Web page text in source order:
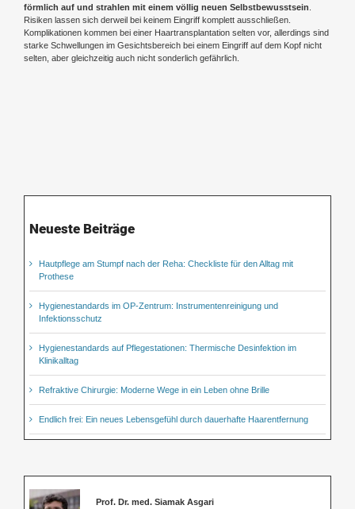
förmlich auf und strahlen mit einem völlig neuen Selbstbewusstsein
Risiken lassen sich derweil bei keinem Eingriff komplett ausschließen.
Komplikationen kommen bei einer Haartransplantation selten vor, allerdings sind
starke Schwellungen im Gesichtsbereich bei einem Eingriff auf dem Kopf nicht
selten, aber gleichzeitig auch nicht sonderlich gefährlich.
Neueste Beiträge
Hautpflege am Stumpf nach der Reha: Checkliste für den Alltag mit
Prothese
Hygienestandards im OP-Zentrum: Instrumentenreinigung und
Infektionsschutz
Hygienestandards auf Pflegestationen: Thermische Desinfektion im
Klinikalltag
Refraktive Chirurgie: Moderne Wege in ein Leben ohne Brille
Endlich frei: Ein neues Lebensgefühl durch dauerhafte Haarentfernung
Prof. Dr. med. Siamak Asgari